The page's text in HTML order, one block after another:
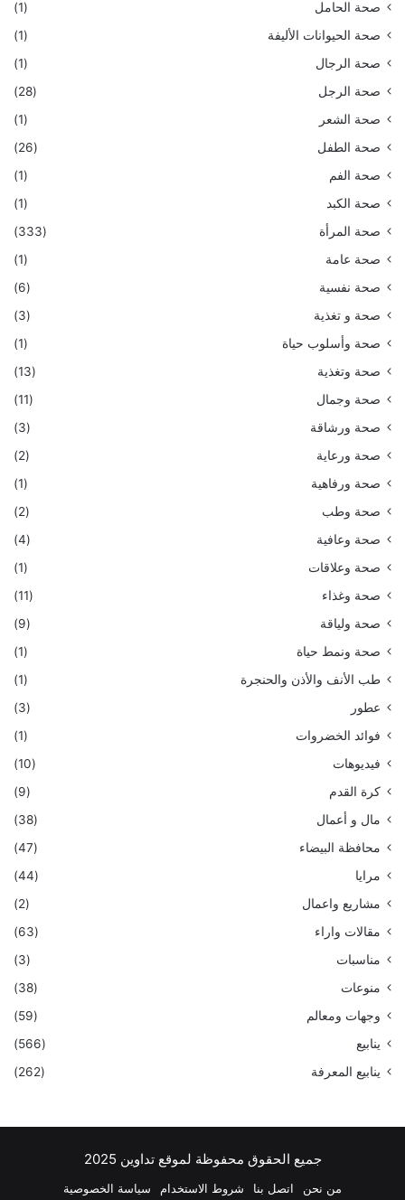
صحة الحامل
(1)
صحة الحيوانات الأليفة
(1)
صحة الرجال
(1)
صحة الرجل
(28)
صحة الشعر
(1)
صحة الطفل
(26)
صحة الفم
(1)
صحة الكبد
(1)
صحة المرأة
(333)
صحة عامة
(1)
صحة نفسية
(6)
صحة و تغذية
(3)
صحة وأسلوب حياة
(1)
صحة وتغذية
(13)
صحة وجمال
(11)
صحة ورشاقة
(3)
صحة ورعاية
(2)
صحة ورفاهية
(1)
صحة وطب
(2)
صحة وعافية
(4)
صحة وعلاقات
(1)
صحة وغذاء
(11)
صحة ولياقة
(9)
صحة ونمط حياة
(1)
طب الأنف والأذن والحنجرة
(1)
عطور
(3)
فوائد الخضروات
(1)
فيديوهات
(10)
كرة القدم
(9)
مال و أعمال
(38)
محافظة البيضاء
(47)
مرايا
(44)
مشاريع واعمال
(2)
مقالات واراء
(63)
مناسبات
(3)
منوعات
(38)
وجهات ومعالم
(59)
ينابيع
(566)
ينابيع المعرفة
(262)
جميع الحقوق محفوظة لموقع تداوين 2025
من نحن اتصل بنا شروط الاستخدام سياسة الخصوصية